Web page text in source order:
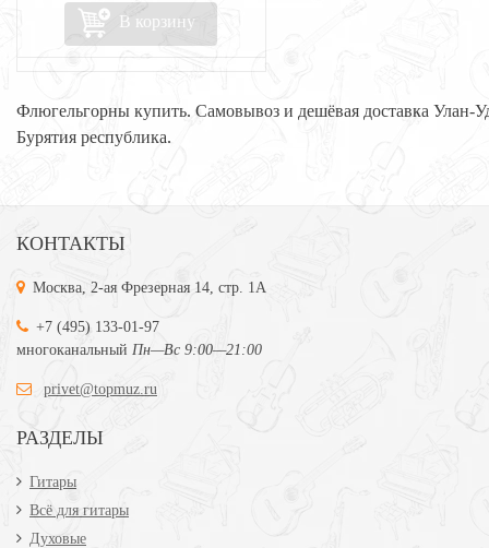
В корзину
Флюгельгорны купить. Самовывоз и дешёвая доставка Улан-
Бурятия республика.
КОНТАКТЫ
Москва, 2-ая Фрезерная 14, стр. 1А
+7 (495) 133-01-97
многоканальный Пн—Вс 9:00—21:00
privet@topmuz.ru
РАЗДЕЛЫ
Гитары
Всё для гитары
Духовые